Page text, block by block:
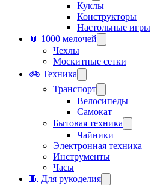
Куклы
Конструкторы
Настольные игры
📎 1000 мелочей
Чехлы
Москитные сетки
🚲 Техника
Транспорт
Велосипеды
Самокат
Бытовая техника
Чайники
Электронная техника
Инструменты
Часы
🧵 Для рукоделия